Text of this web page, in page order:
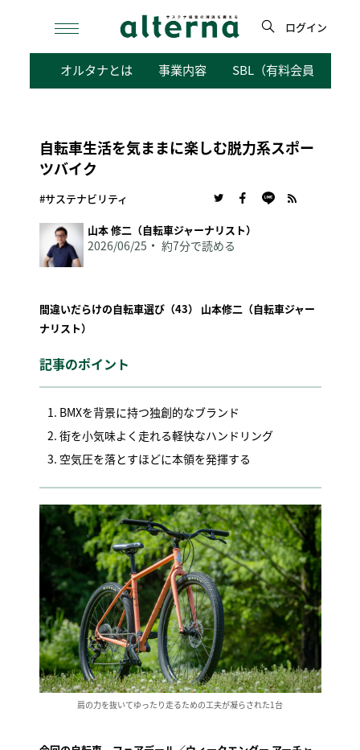
検
ログイン
オルタナとは 事業内容 SBL（有料会員向けサ
自転車生活を気ままに楽しむ脱力系スポー
ツバイク
#サステナビリティ
山本 修二（自転車ジャーナリスト）
2026/06/25 約7分で読める
間違いだらけの自転車選び（43）
山本修二（自転車ジャー
ナリスト）
記事のポイント
BMXを背景に持つ独創的なブランド
街を小気味よく走れる軽快なハンドリング
空気圧を落とすほどに本領を発揮する
肩の力を抜いてゆったり走るための工夫が凝らされた1台